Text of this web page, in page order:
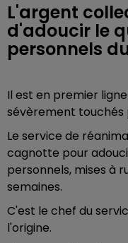
L'argent
d'adoucir le
personnels
Il est en premier
sévèrement touchés
Le service de
cagnotte pour
personnels, mises à
semaines.
C'est le chef du
l'origine.